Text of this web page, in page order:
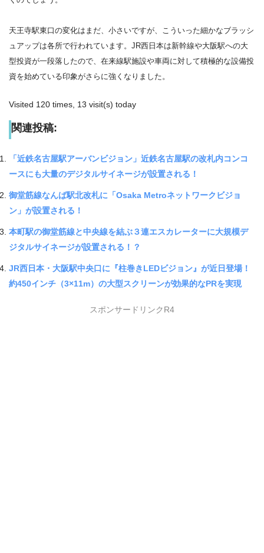
天王寺駅東口の変化はまだ、小さいですが、こういった細かなブラッシ
ュアップは各所で行われています。JR西日本は新幹線や大阪駅への大
型投資が一段落したので、在来線駅施設や車両に対して積極的な設備投
資を始めている印象がさらに強くなりました。
Visited 120 times, 13 visit(s) today
関連投稿:
「近鉄名古屋駅アーバンビジョン」近鉄名古屋駅の改札内コンコ
ースにも大量のデジタルサイネージが設置される！
御堂筋線なんば駅北改札に「Osaka Metroネットワークビジョ
ン」が設置される！
本町駅の御堂筋線と中央線を結ぶ３連エスカレーターに大規模デ
ジタルサイネージが設置される！？
JR西日本・大阪駅中央口に『柱巻きLEDビジョン』が近日登場！
約450インチ（3×11m）の大型スクリーンが効果的なPRを実現
スポンサードリンクR4